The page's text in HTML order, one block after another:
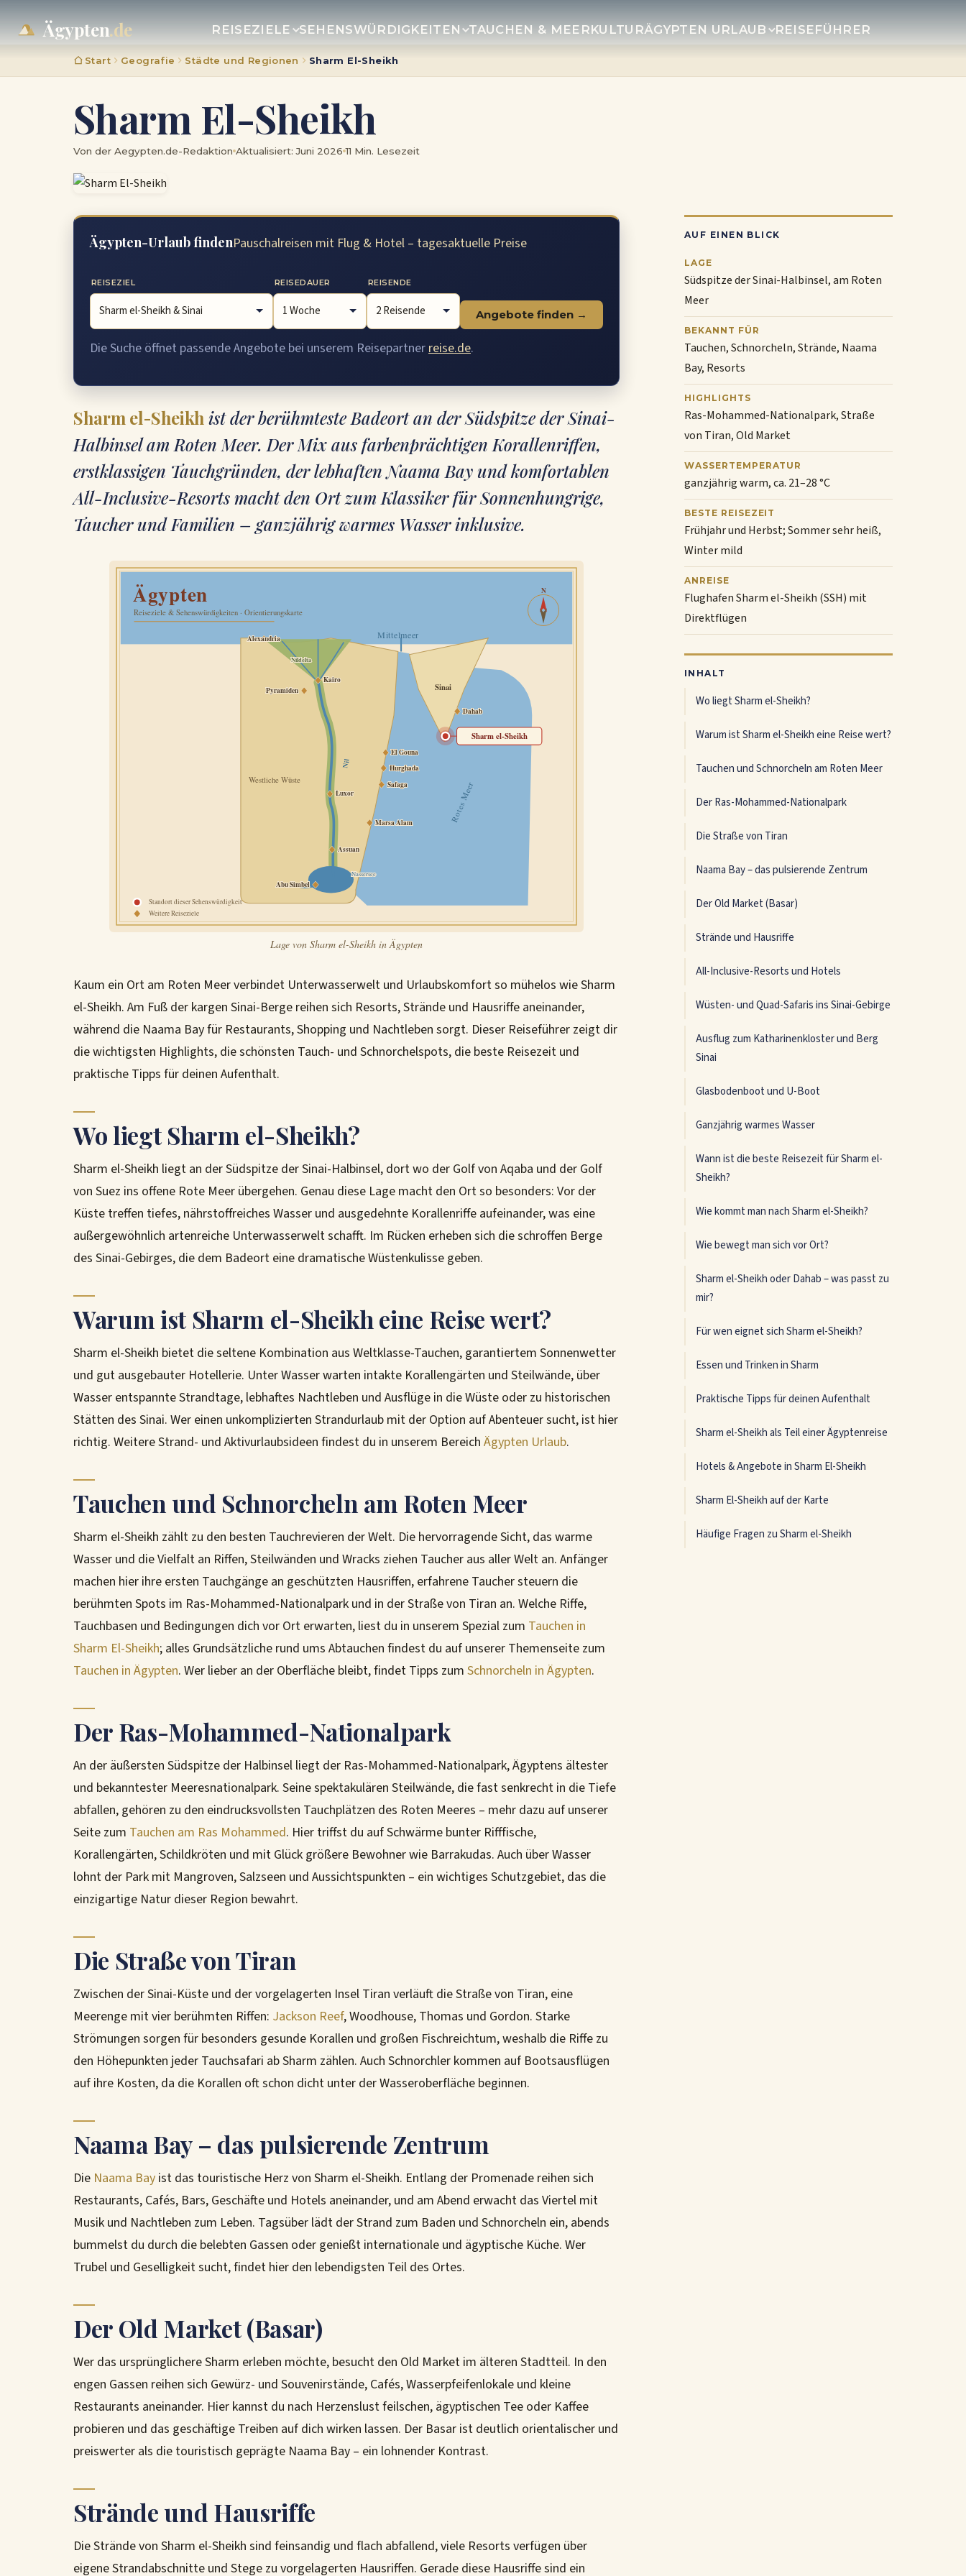
Ägypten.de REISEZIELE SEHENSWÜRDIGKEITEN TAUCHEN & MEERKULTURÄGYPTEN URLAUB REISEFÜHRER
Start Geografie Städte und Regionen Sharm El-Sheikh
Sharm El-Sheikh
Von der Aegypten.de-Redaktion Aktualisiert: Juni 2026 11 Min. Lesezeit
Ägypten-Urlaub findenPauschalreisen mit Flug & Hotel – tagesaktuelle Preise
REISEZIEL REISEDAUER REISENDE
Angebote finden →
Die Suche öffnet passende Angebote bei unserem Reisepartner reise.de.
Sharm el-Sheikh ist der berühmteste Badeort an der Südspitze der Sinai-
Halbinsel am Roten Meer. Der Mix aus farbenprächtigen Korallenriffen,
erstklassigen Tauchgründen, der lebhaften Naama Bay und komfortablen
All-Inclusive-Resorts macht den Ort zum Klassiker für Sonnenhungrige,
Taucher und Familien – ganzjährig warmes Wasser inklusive.
Mittelmeer
Rotes Meer
Sinai
Westliche Wüste
Nildelta
Nil
Nassersee
Alexandria
Kairo
Pyramiden
Luxor
Assuan
Abu Simbel
El Gouna
Hurghada
Safaga
Marsa Alam
Dahab
Ägypten
Reiseziele & Sehenswürdigkeiten · Orientierungskarte
N
Standort dieser Sehenswürdigkeit
Weitere Reiseziele
Sharm el-Sheikh
Lage von Sharm el-Sheikh in Ägypten
Kaum ein Ort am Roten Meer verbindet Unterwasserwelt und Urlaubskomfort so mühelos wie Sharm
el-Sheikh. Am Fuß der kargen Sinai-Berge reihen sich Resorts, Strände und Hausriffe aneinander,
während die Naama Bay für Restaurants, Shopping und Nachtleben sorgt. Dieser Reiseführer zeigt dir
die wichtigsten Highlights, die schönsten Tauch- und Schnorchelspots, die beste Reisezeit und
praktische Tipps für deinen Aufenthalt.
Wo liegt Sharm el-Sheikh?
Sharm el-Sheikh liegt an der Südspitze der Sinai-Halbinsel, dort wo der Golf von Aqaba und der Golf
von Suez ins offene Rote Meer übergehen. Genau diese Lage macht den Ort so besonders: Vor der
Küste treffen tiefes, nährstoffreiches Wasser und ausgedehnte Korallenriffe aufeinander, was eine
außergewöhnlich artenreiche Unterwasserwelt schafft. Im Rücken erheben sich die schroffen Berge
des Sinai-Gebirges, die dem Badeort eine dramatische Wüstenkulisse geben.
Warum ist Sharm el-Sheikh eine Reise wert?
Sharm el-Sheikh bietet die seltene Kombination aus Weltklasse-Tauchen, garantiertem Sonnenwetter
und gut ausgebauter Hotellerie. Unter Wasser warten intakte Korallengärten und Steilwände, über
Wasser entspannte Strandtage, lebhaftes Nachtleben und Ausflüge in die Wüste oder zu historischen
Stätten des Sinai. Wer einen unkomplizierten Strandurlaub mit der Option auf Abenteuer sucht, ist hier
richtig. Weitere Strand- und Aktivurlaubsideen findest du in unserem Bereich Ägypten Urlaub.
Tauchen und Schnorcheln am Roten Meer
Sharm el-Sheikh zählt zu den besten Tauchrevieren der Welt. Die hervorragende Sicht, das warme
Wasser und die Vielfalt an Riffen, Steilwänden und Wracks ziehen Taucher aus aller Welt an. Anfänger
machen hier ihre ersten Tauchgänge an geschützten Hausriffen, erfahrene Taucher steuern die
berühmten Spots im Ras-Mohammed-Nationalpark und in der Straße von Tiran an. Welche Riffe,
Tauchbasen und Bedingungen dich vor Ort erwarten, liest du in unserem Spezial zum Tauchen in
Sharm El-Sheikh; alles Grundsätzliche rund ums Abtauchen findest du auf unserer Themenseite zum
Tauchen in Ägypten. Wer lieber an der Oberfläche bleibt, findet Tipps zum Schnorcheln in Ägypten.
Der Ras-Mohammed-Nationalpark
An der äußersten Südspitze der Halbinsel liegt der Ras-Mohammed-Nationalpark, Ägyptens ältester
und bekanntester Meeresnationalpark. Seine spektakulären Steilwände, die fast senkrecht in die Tiefe
abfallen, gehören zu den eindrucksvollsten Tauchplätzen des Roten Meeres – mehr dazu auf unserer
Seite zum Tauchen am Ras Mohammed. Hier triffst du auf Schwärme bunter Rifffische,
Korallengärten, Schildkröten und mit Glück größere Bewohner wie Barrakudas. Auch über Wasser
lohnt der Park mit Mangroven, Salzseen und Aussichtspunkten – ein wichtiges Schutzgebiet, das die
einzigartige Natur dieser Region bewahrt.
Die Straße von Tiran
Zwischen der Sinai-Küste und der vorgelagerten Insel Tiran verläuft die Straße von Tiran, eine
Meerenge mit vier berühmten Riffen: Jackson Reef, Woodhouse, Thomas und Gordon. Starke
Strömungen sorgen für besonders gesunde Korallen und großen Fischreichtum, weshalb die Riffe zu
den Höhepunkten jeder Tauchsafari ab Sharm zählen. Auch Schnorchler kommen auf Bootsausflügen
auf ihre Kosten, da die Korallen oft schon dicht unter der Wasseroberfläche beginnen.
Naama Bay – das pulsierende Zentrum
Die Naama Bay ist das touristische Herz von Sharm el-Sheikh. Entlang der Promenade reihen sich
Restaurants, Cafés, Bars, Geschäfte und Hotels aneinander, und am Abend erwacht das Viertel mit
Musik und Nachtleben zum Leben. Tagsüber lädt der Strand zum Baden und Schnorcheln ein, abends
bummelst du durch die belebten Gassen oder genießt internationale und ägyptische Küche. Wer
Trubel und Geselligkeit sucht, findet hier den lebendigsten Teil des Ortes.
Der Old Market (Basar)
Wer das ursprünglichere Sharm erleben möchte, besucht den Old Market im älteren Stadtteil. In den
engen Gassen reihen sich Gewürz- und Souvenirstände, Cafés, Wasserpfeifenlokale und kleine
Restaurants aneinander. Hier kannst du nach Herzenslust feilschen, ägyptischen Tee oder Kaffee
probieren und das geschäftige Treiben auf dich wirken lassen. Der Basar ist deutlich orientalischer und
preiswerter als die touristisch geprägte Naama Bay – ein lohnender Kontrast.
Strände und Hausriffe
Die Strände von Sharm el-Sheikh sind feinsandig und flach abfallend, viele Resorts verfügen über
eigene Strandabschnitte und Stege zu vorgelagerten Hausriffen. Gerade diese Hausriffe sind ein
AUF EINEN BLICK
LAGE
Südspitze der Sinai-Halbinsel, am Roten
Meer
BEKANNT FÜR
Tauchen, Schnorcheln, Strände, Naama
Bay, Resorts
HIGHLIGHTS
Ras-Mohammed-Nationalpark, Straße
von Tiran, Old Market
WASSERTEMPERATUR
ganzjährig warm, ca. 21–28 °C
BESTE REISEZEIT
Frühjahr und Herbst; Sommer sehr heiß,
Winter mild
ANREISE
Flughafen Sharm el-Sheikh (SSH) mit
Direktflügen
INHALT
Wo liegt Sharm el-Sheikh?
Warum ist Sharm el-Sheikh eine Reise wert?
Tauchen und Schnorcheln am Roten Meer
Der Ras-Mohammed-Nationalpark
Die Straße von Tiran
Naama Bay – das pulsierende Zentrum
Der Old Market (Basar)
Strände und Hausriffe
All-Inclusive-Resorts und Hotels
Wüsten- und Quad-Safaris ins Sinai-Gebirge
Ausflug zum Katharinenkloster und Berg
Sinai
Glasbodenboot und U-Boot
Ganzjährig warmes Wasser
Wann ist die beste Reisezeit für Sharm el-
Sheikh?
Wie kommt man nach Sharm el-Sheikh?
Wie bewegt man sich vor Ort?
Sharm el-Sheikh oder Dahab – was passt zu
mir?
Für wen eignet sich Sharm el-Sheikh?
Essen und Trinken in Sharm
Praktische Tipps für deinen Aufenthalt
Sharm el-Sheikh als Teil einer Ägyptenreise
Hotels & Angebote in Sharm El-Sheikh
Sharm El-Sheikh auf der Karte
Häufige Fragen zu Sharm el-Sheikh